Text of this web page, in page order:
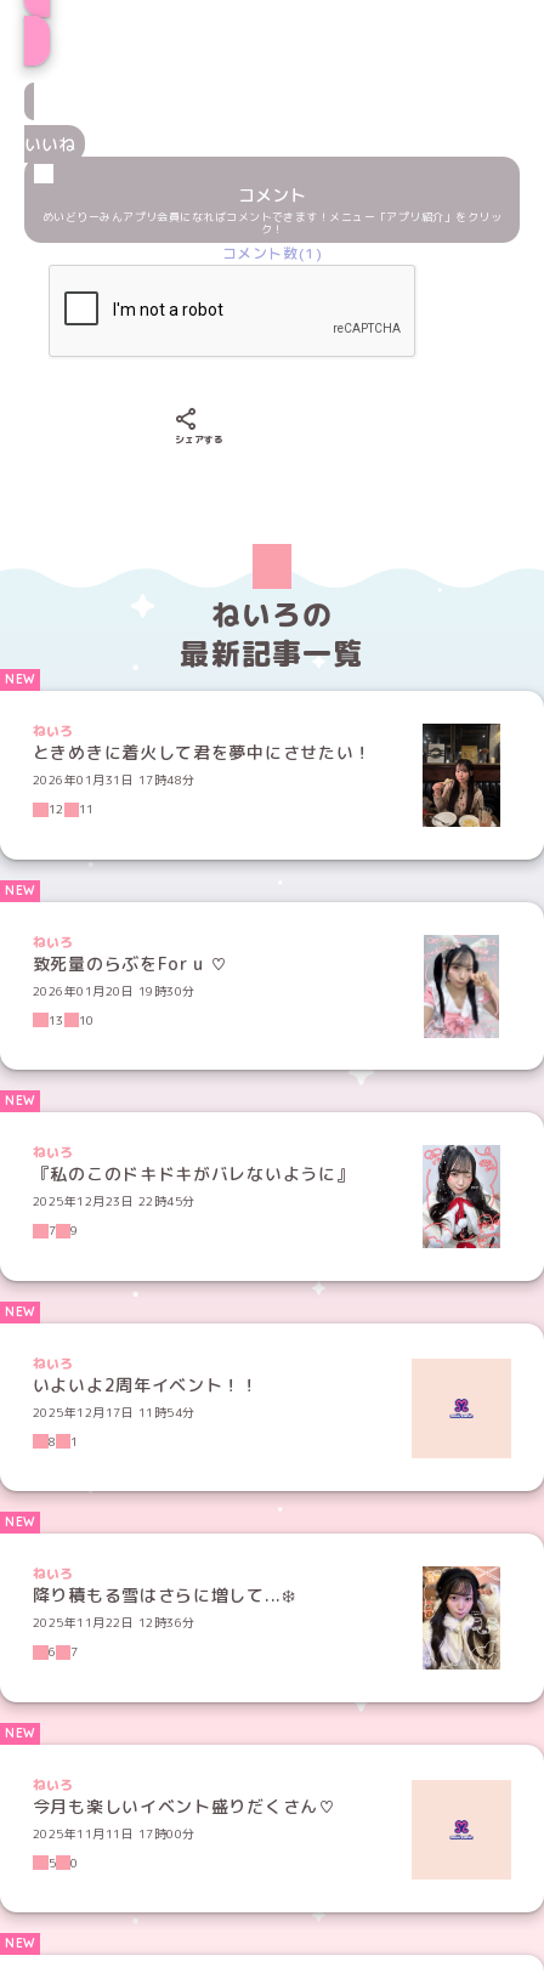
いいね
コメント
めいどりーみんアプリ会員になればコメントできます！メニュー「アプリ紹介」をクリッ
ク！
コメント数(1)
シェアする
ねいろの
最新記事一覧
ねいろ
ときめきに着火して君を夢中にさせたい！
2026年01月31日 17時48分
12
11
ねいろ
致死量のらぶをFor u ♡
2026年01月20日 19時30分
13
10
ねいろ
『私のこのドキドキがバレないように』
2025年12月23日 22時45分
7
9
ねいろ
いよいよ2周年イベント！！
2025年12月17日 11時54分
8
1
ねいろ
降り積もる雪はさらに増して...❄️
2025年11月22日 12時36分
6
7
ねいろ
今月も楽しいイベント盛りだくさん♡
2025年11月11日 17時00分
5
0